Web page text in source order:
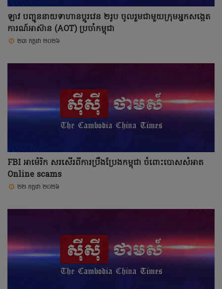
ឡាវ បញ្ជូននាយទាហានប្តូរវេន ២រូប ចូលរួមជាមួយក្រុមអ្នកសង្កេត
ការណ៍អាស៊ាន (AOT) ប្រចាំកម្ពុជា
២៣ កក្កដា ២០២៦
FBI អាម៉េរិក សរសើរពីការប្រឹងប្រែងកម្ពុជា ចំពោះបោសសំអាត
Online scams
២២ កក្កដា ២០២៦